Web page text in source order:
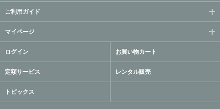
ご利用ガイド
マイページ
ログイン お買い物カート
定額サービス レンタル販売
トピックス